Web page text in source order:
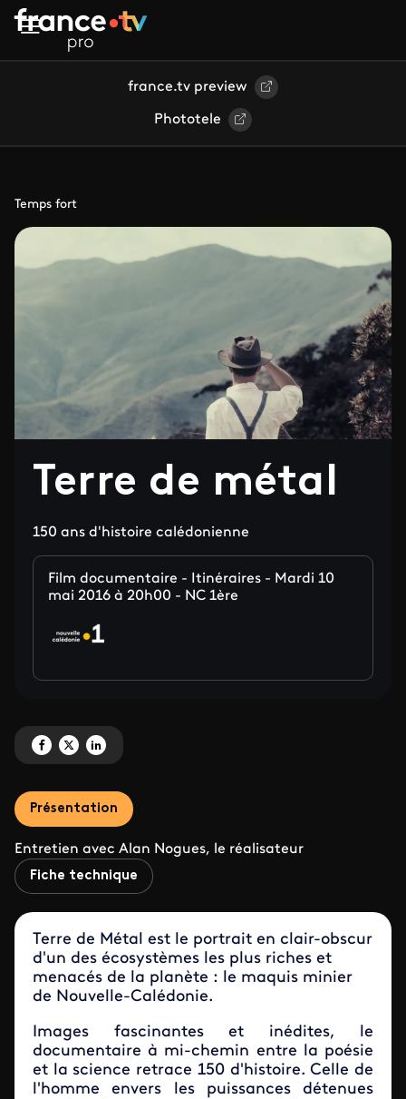
Aller au contenu principal
france.tv preview
Phototele
Temps fort
Terre de métal
150 ans d'histoire calédonienne
Film documentaire - Itinéraires - Mardi 10
mai 2016 à 20h00 - NC 1ère
Partagez 'Terre de métal' sur Facebook
Partagez 'Terre de métal' sur X
Partagez 'Terre de métal' sur LinkedIn
Présentation
Entretien avec Alan Nogues, le réalisateur
Fiche technique
Terre de Métal est le portrait en clair-obscur
d'un des écosystèmes les plus riches et
menacés de la planète : le maquis minier
de Nouvelle-Calédonie.
Images fascinantes et inédites, le
documentaire à mi-chemin entre la poésie
et la science retrace 150 d'histoire. Celle de
l'homme envers les puissances détenues